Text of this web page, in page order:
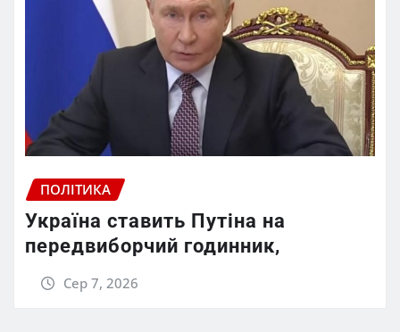
ПОЛІТИКА
Україна ставить Путіна на
передвиборчий годинник,
Сер 7, 2026